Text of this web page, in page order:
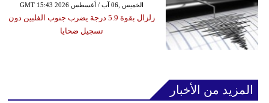
GMT 15:43 2026 الخميس ,06 آب / أغسطس
زلزال بقوة 5.9 درجة يضرب جنوب الفلبين دون
تسجيل ضحايا
المزيد من الأخبار